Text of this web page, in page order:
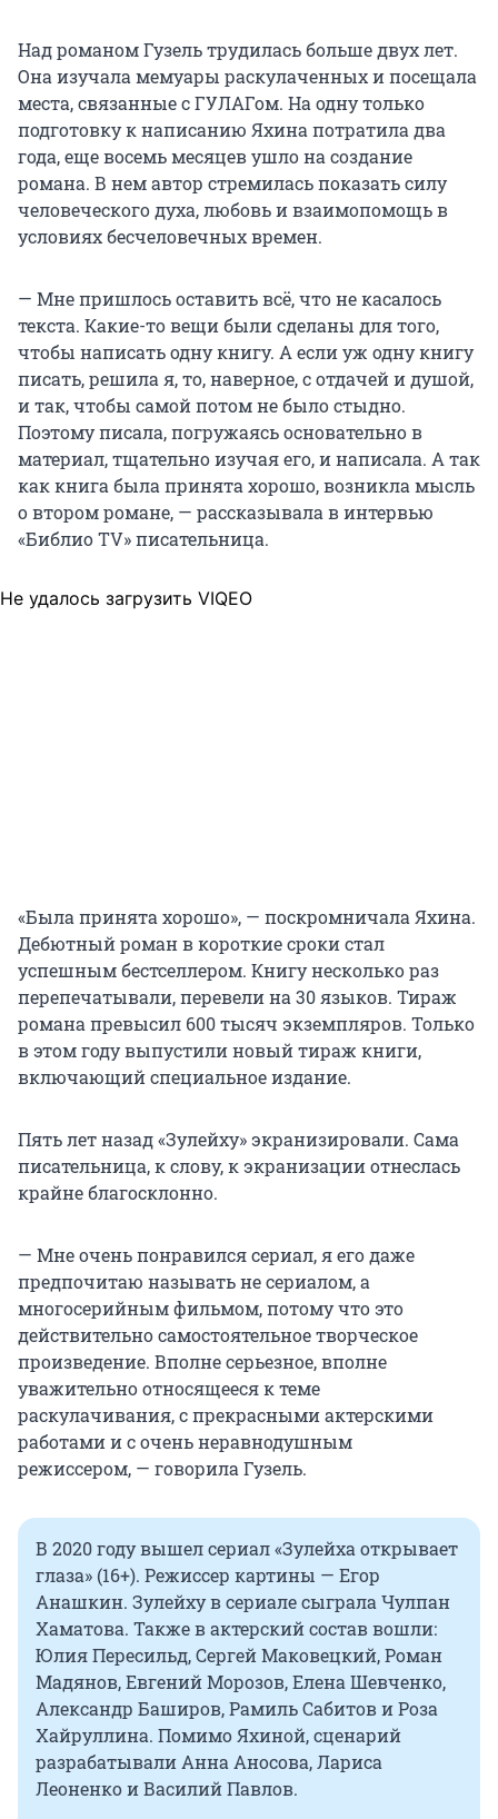
Над романом Гузель трудилась больше двух лет.
Она изучала мемуары раскулаченных и посещала
места, связанные с ГУЛАГом. На одну только
подготовку к написанию Яхина потратила два
года, еще восемь месяцев ушло на создание
романа. В нем автор стремилась показать силу
человеческого духа, любовь и взаимопомощь в
условиях бесчеловечных времен.
— Мне пришлось оставить всё, что не касалось
текста. Какие-то вещи были сделаны для того,
чтобы написать одну книгу. А если уж одну книгу
писать, решила я, то, наверное, с отдачей и душой,
и так, чтобы самой потом не было стыдно.
Поэтому писала, погружаясь основательно в
материал, тщательно изучая его, и написала. А так
как книга была принята хорошо, возникла мысль
о втором романе, — рассказывала в интервью
«Библио TV» писательница.
Не удалось загрузить VIQEO
«Была принята хорошо», — поскромничала Яхина.
Дебютный роман в короткие сроки стал
успешным бестселлером. Книгу несколько раз
перепечатывали, перевели на 30 языков. Тираж
романа превысил 600 тысяч экземпляров. Только
в этом году выпустили новый тираж книги,
включающий специальное издание.
Пять лет назад «Зулейху» экранизировали. Сама
писательница, к слову, к экранизации отнеслась
крайне благосклонно.
— Мне очень понравился сериал, я его даже
предпочитаю называть не сериалом, а
многосерийным фильмом, потому что это
действительно самостоятельное творческое
произведение. Вполне серьезное, вполне
уважительно относящееся к теме
раскулачивания, с прекрасными актерскими
работами и с очень неравнодушным
режиссером, — говорила Гузель.
В 2020 году вышел сериал «Зулейха открывает
глаза» (16+). Режиссер картины — Егор
Анашкин. Зулейху в сериале сыграла Чулпан
Хаматова. Также в актерский состав вошли:
Юлия Пересильд, Сергей Маковецкий, Роман
Мадянов, Евгений Морозов, Елена Шевченко,
Александр Баширов, Рамиль Сабитов и Роза
Хайруллина. Помимо Яхиной, сценарий
разрабатывали Анна Аносова, Лариса
Леоненко и Василий Павлов.